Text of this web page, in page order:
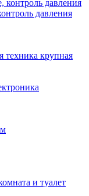
давления
техника крупная
и туалет